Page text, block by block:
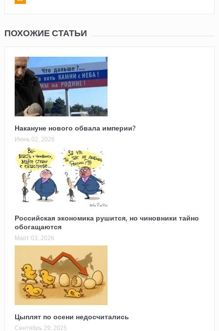
ПОХОЖИЕ СТАТЬИ
Накануне нового обвала империи?
Июнь 02, 2026
Российская экономика рушится, но чиновники тайно
обогащаются
Март 03, 2026
Цыплят по осени недосчитались
Сентябрь 29, 2025